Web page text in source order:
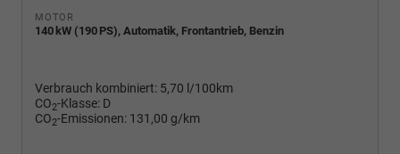
MOTOR
140 kW (190 PS), Automatik, Frontantrieb, Benzin
Verbrauch kombiniert: 5,70 l/100km
CO2-Klasse: D
CO2-Emissionen: 131,00 g/km